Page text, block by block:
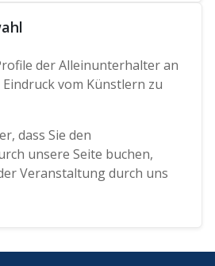
der Alleinunterhalter an
vom Künstlern zu
dass Sie den
unsere Seite buchen,
Veranstaltung durch uns